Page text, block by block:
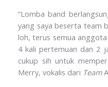
“Lomba band
yang saya beserta team
loh, terus semua
4 kali pertemuan dan 2
cukup sih untuk
Merry, vokalis dari Team